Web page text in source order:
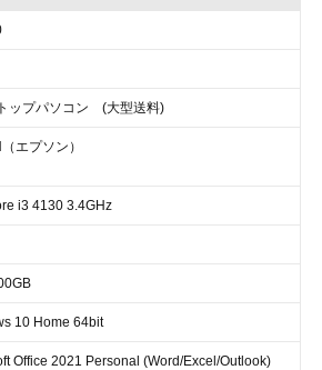
ップパソコン (大型送料)
エプソン）
i3 4130 3.4GHz
10 Home 64bit
Office 2021 Personal (Word/Excel/Outlook)